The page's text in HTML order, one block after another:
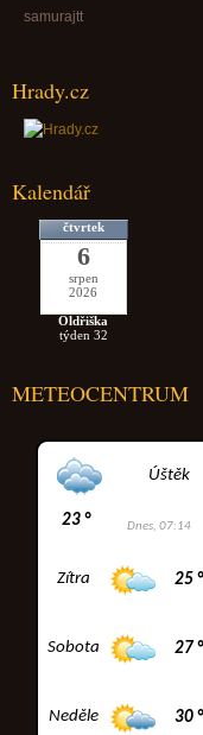
samurajtt
Hrady.cz
Kalendář
čtvrtek
6
srpen
2026
Oldřiška
týden 32
METEOCENTRUM